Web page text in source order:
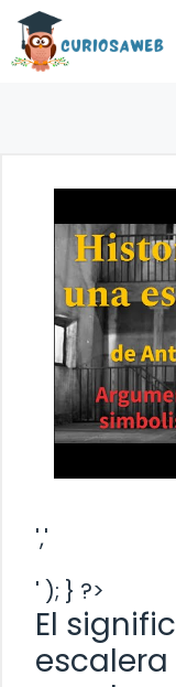
Saltar
contenido
','
' ); } ?>
El